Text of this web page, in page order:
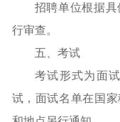
招聘单位根据
行审查。
五、考试
考试形式为面
试，面试名单在国